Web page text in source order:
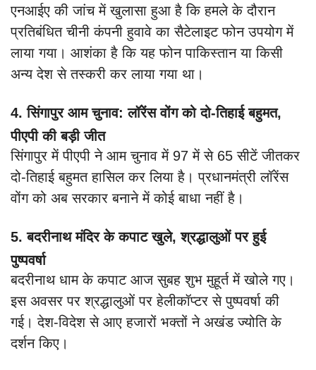
एनआईए की जांच में खुलासा हुआ है कि हमले के दौरान
प्रतिबंधित चीनी कंपनी हुवावे का सैटेलाइट फोन उपयोग में
लाया गया। आशंका है कि यह फोन पाकिस्तान या किसी
अन्य देश से तस्करी कर लाया गया था।
4. सिंगापुर आम चुनाव: लॉरेंस वोंग को दो-तिहाई बहुमत,
पीएपी की बड़ी जीत
सिंगापुर में पीएपी ने आम चुनाव में 97 में से 65 सीटें जीतकर
दो-तिहाई बहुमत हासिल कर लिया है। प्रधानमंत्री लॉरेंस
वोंग को अब सरकार बनाने में कोई बाधा नहीं है।
5. बदरीनाथ मंदिर के कपाट खुले, श्रद्धालुओं पर हुई
पुष्पवर्षा
बदरीनाथ धाम के कपाट आज सुबह शुभ मुहूर्त में खोले गए।
इस अवसर पर श्रद्धालुओं पर हेलीकॉप्टर से पुष्पवर्षा की
गई। देश-विदेश से आए हजारों भक्तों ने अखंड ज्योति के
दर्शन किए।